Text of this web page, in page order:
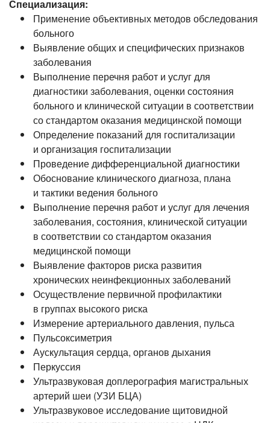
Специализация:
Применение объективных методов обследования
больного
Выявление общих и специфических признаков
заболевания
Выполнение перечня работ и услуг для
диагностики заболевания, оценки состояния
больного и клинической ситуации в соответствии
со стандартом оказания медицинской помощи
Определение показаний для госпитализации
и организация госпитализации
Проведение дифференциальной диагностики
Обоснование клинического диагноза, плана
и тактики ведения больного
Выполнение перечня работ и услуг для лечения
заболевания, состояния, клинической ситуации
в соответствии со стандартом оказания
медицинской помощи
Выявление факторов риска развития
хронических неинфекционных заболеваний
Осуществление первичной профилактики
в группах высокого риска
Измерение артериального давления, пульса
Пульсоксиметрия
Аускультация сердца, органов дыхания
Перкуссия
Ультразвуковая доплерография магистральных
артерий шеи (УЗИ БЦА)
Ультразвуковое исследование щитовидной